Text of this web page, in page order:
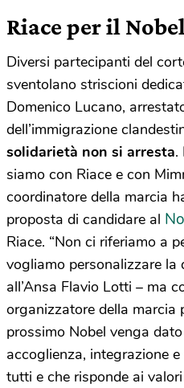
Riace per il
Diversi partecipanti del
sventolano striscioni
Domenico Lucano,
dell’immigrazione
solidarietà non si arresta.
siamo con Riace e con
coordinatore della marcia
proposta di candidare al
Riace. “Non ci riferiamo a
vogliamo personalizzare la
all’Ansa Flavio Lotti – ma
organizzatore della marcia
prossimo Nobel venga
accoglienza, integrazione
tutti e che risponde ai